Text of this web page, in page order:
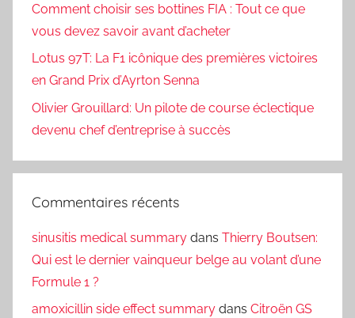
Comment choisir ses bottines FIA : Tout ce que
vous devez savoir avant d’acheter
Lotus 97T: La F1 icônique des premières victoires
en Grand Prix d’Ayrton Senna
Olivier Grouillard: Un pilote de course éclectique
devenu chef d’entreprise à succès
Commentaires récents
sinusitis medical summary dans Thierry Boutsen:
Qui est le dernier vainqueur belge au volant d’une
Formule 1 ?
amoxicillin side effect summary dans Citroën GS